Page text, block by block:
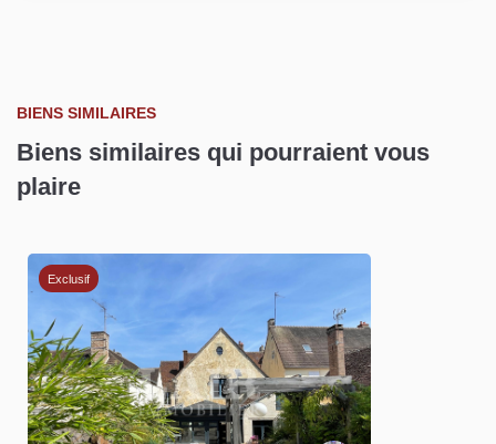
BIENS SIMILAIRES
Biens similaires qui pourraient vous
plaire
Exclusif